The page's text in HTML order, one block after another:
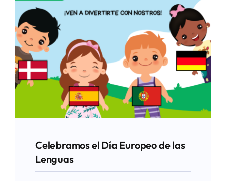
Celebramos el Día Europeo de las
Lenguas